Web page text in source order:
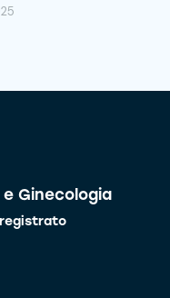
Ginecologia
registrato